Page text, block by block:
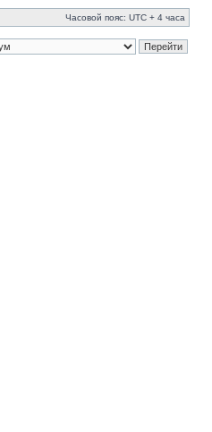
Часовой пояс: UTC + 4 часа